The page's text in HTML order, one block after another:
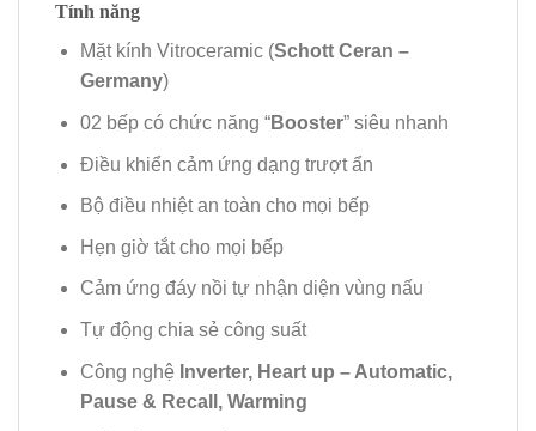
Tính năng
Mặt kính Vitroceramic (Schott Ceran –
Germany)
02 bếp có chức năng “Booster” siêu nhanh
Ðiều khiển cảm ứng dạng trượt ẩn
Bộ điều nhiệt an toàn cho mọi bếp
Hẹn giờ tắt cho mọi bếp
Cảm ứng đáy nồi tự nhận diện vùng nấu
Tự động chia sẻ công suất
Công nghệ Inverter, Heart up – Automatic,
Pause & Recall, Warming